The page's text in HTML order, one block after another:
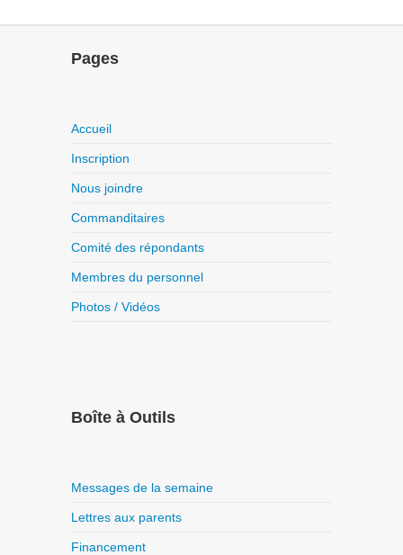
Pages
Accueil
Inscription
Nous joindre
Commanditaires
Comité des répondants
Membres du personnel
Photos / Vidéos
Boîte à Outils
Messages de la semaine
Lettres aux parents
Financement